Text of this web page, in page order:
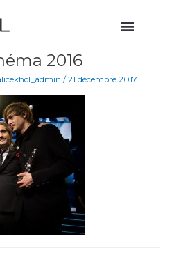
Menu
2016
/21 décembre 2017